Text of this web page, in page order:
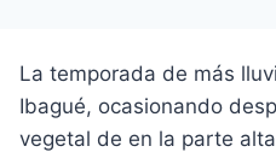
La temporada de más
Ibagué, ocasionando
vegetal de en la parte